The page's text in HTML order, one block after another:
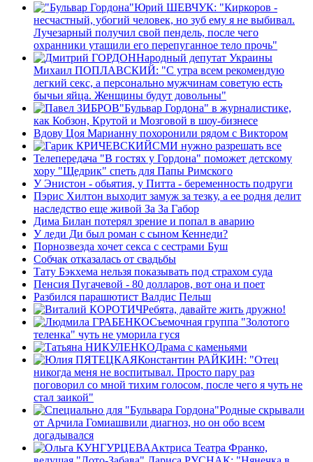
Юрий ШЕВЧУК: "Киркоров -
несчастный, убогий человек, но зуб ему я не выбивал.
Лучезарный получил свой пендель, после чего
охранники утащили его перепуганное тело прочь"
Народный депутат Украины
Михаил ПОПЛАВСКИЙ: "С утра всем рекомендую
легкий секс, а персонально мужчинам советую есть
бычьи яйца. Женщины будут довольны"
"Бульвар Гордона" в журналистике,
как Кобзон, Крутой и Мозговой в шоу-бизнесе
Вдову Цоя Марианну похоронили рядом с Виктором
СМИ нужно разрешать все
Телепередача "В гостях у Гордона" поможет детскому
хору "Щедрик" спеть для Папы Римского
У Энистон - обьятия, у Питта - беременность подруги
Пэрис Хилтон выходит замуж за тезку, а ее родня делит
наследство еще живой За За Габор
Дима Билан потерял зрение и попал в аварию
У леди Ди был роман с сыном Кеннеди?
Порнозвезда хочет секса с сестрами Буш
Собчак отказалась от свадьбы
Тату Бэкхема нельзя показывать под страхом суда
Пенсия Пугачевой - 80 долларов, вот она и поет
Разбился парашютист Валдис Пельш
Ребята, давайте жить дружно!
Съемочная группа "Золотого
теленка" чуть не уморила гуся
Драма с каменьями
Константин РАЙКИН: "Отец
никогда меня не воспитывал. Просто пару раз
поговорил со мной тихим голосом, после чего я чуть не
стал заикой"
Родные скрывали
от Арчила Гомиашвили диагноз, но он обо всем
догадывался
Актриса Театра Франко,